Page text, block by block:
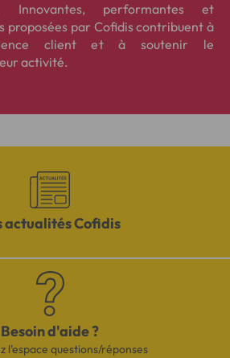
Innovantes, performantes et
proposées par Cofidis contribuent à
client et à soutenir le
activité.
actualités Cofidis
Besoin d'aide ?
l'espace questions/réponses